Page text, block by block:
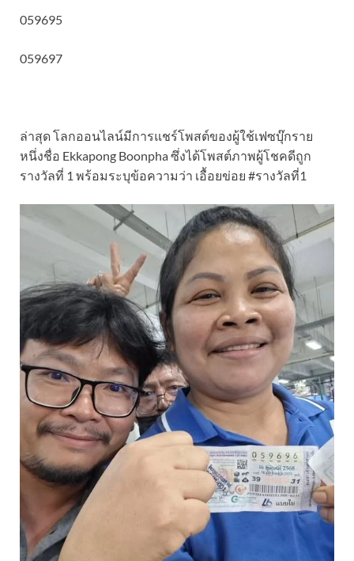
059695
059697
ล่าสุด โลกออนไลน์มีการแชร์โพสต์ของผู้ใช้เฟซบุ๊กราย
หนึ่งชื่อ Ekkapong Boonpha ซึ่งได้โพสต์ภาพผู้โชคดีถูก
รางวัลที่ 1 พร้อมระบุข้อความว่า เอื้อยข่อย #รางวัลที่1